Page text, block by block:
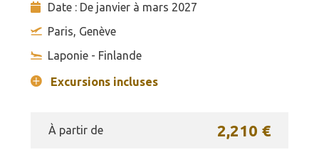
Date : De janvier à mars 2027
Paris, Genève
Laponie - Finlande
Excursions incluses
À partir de 2,210 €